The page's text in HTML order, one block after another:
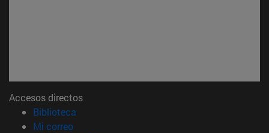
Accesos directos
Biblioteca
Mi correo(abre en nueva ventana)